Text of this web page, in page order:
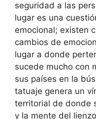
seguridad a las
lugar es una
emocional; existen
cambios de
lugar a donde
sucede mucho con
sus países en la
tatuaje genera un
territorial de donde
y la mente del